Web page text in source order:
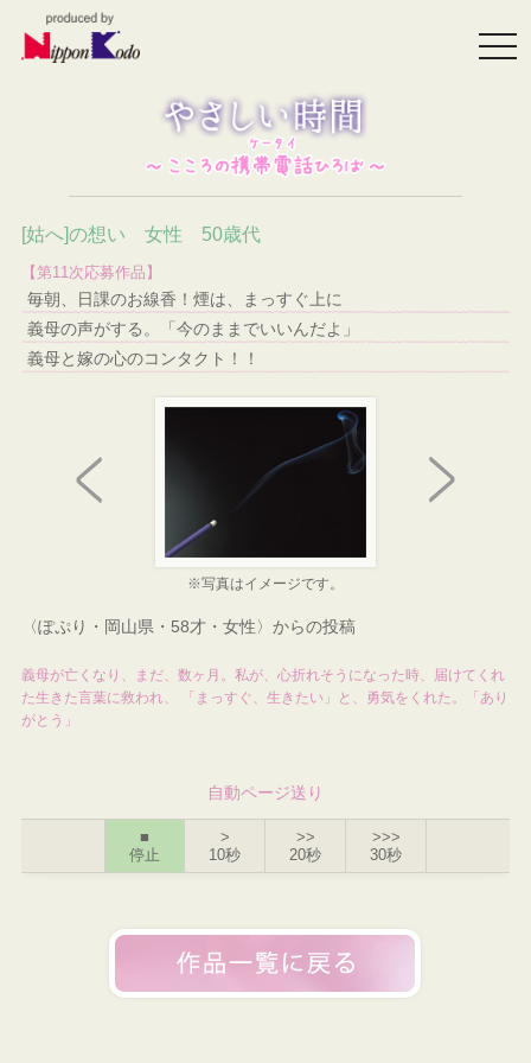
[姑へ]の想い 女性 50歳代
【第11次応募作品】
毎朝、日課のお線香！煙は、まっすぐ上に
義母の声がする。「今のままでいいんだよ」
義母と嫁の心のコンタクト！！
※写真はイメージです。
〈ぽぷり・岡山県・58才・女性〉からの投稿
義母が亡くなり、まだ、数ヶ月。私が、心折れそうになった時、届けてくれ
た生きた言葉に救われ、 「まっすぐ、生きたい」と、勇気をくれた。「あり
がとう」
自動ページ送り
■
停止
>
10秒
>>
20秒
>>>
30秒